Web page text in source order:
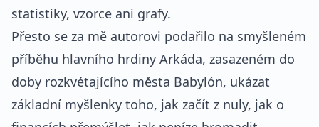
statistiky, vzorce ani grafy.
Přesto se za mě autorovi podařilo na smyšleném
příběhu hlavního hrdiny Arkáda, zasazeném do
doby rozkvétajícího města Babylón, ukázat
základní myšlenky toho, jak začít z nuly, jak o